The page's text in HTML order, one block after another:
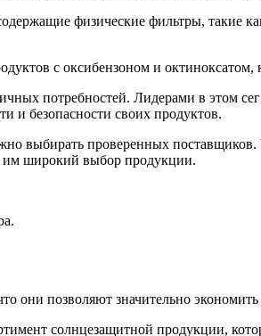
физические фильтры, такие
с оксибензоном и
потребностей. Лидерами в этом
и безопасности своих продуктов.
выбирать проверенных
им широкий выбор продукции.
они позволяют значительно
солнцезащитной продукции,